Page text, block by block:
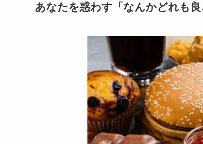
あなたを惑わす「なんかどれも